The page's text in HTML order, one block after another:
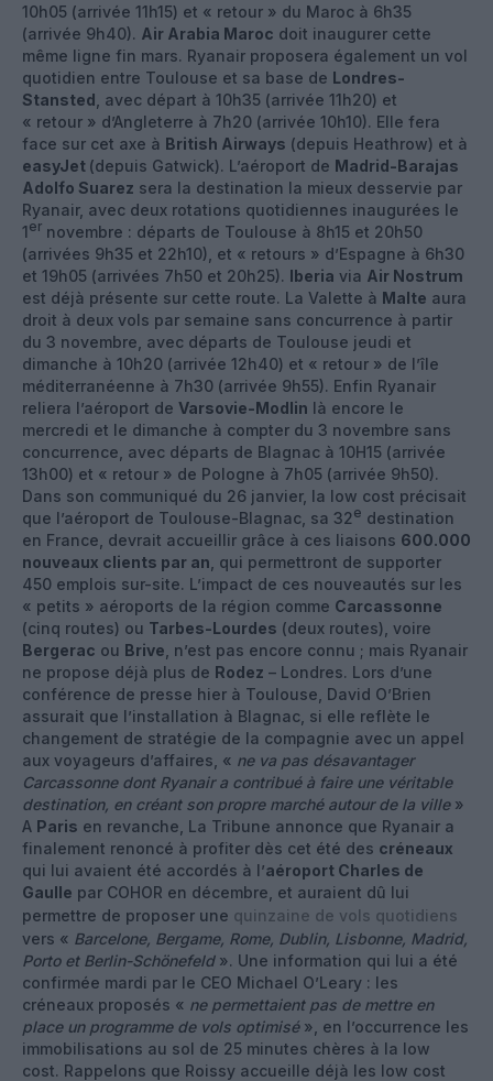
10h05 (arrivée 11h15) et « retour » du Maroc à 6h35
(arrivée 9h40). Air Arabia Maroc doit inaugurer cette
même ligne fin mars. Ryanair proposera également un vol
quotidien entre Toulouse et sa base de Londres-
Stansted , avec départ à 10h35 (arrivée 11h20) et
« retour » d’Angleterre à 7h20 (arrivée 10h10). Elle fera
face sur cet axe à British Airways (depuis Heathrow) et à
easyJet (depuis Gatwick). L’aéroport de Madrid-Barajas
Adolfo Suarez sera la destination la mieux desservie par
Ryanair, avec deux rotations quotidiennes inaugurées le
1er novembre : départs de Toulouse à 8h15 et 20h50
(arrivées 9h35 et 22h10), et « retours » d’Espagne à 6h30
et 19h05 (arrivées 7h50 et 20h25). Iberia via Air Nostrum
est déjà présente sur cette route. La Valette à Malte aura
droit à deux vols par semaine sans concurrence à partir
du 3 novembre, avec départs de Toulouse jeudi et
dimanche à 10h20 (arrivée 12h40) et « retour » de l’île
méditerranéenne à 7h30 (arrivée 9h55). Enfin Ryanair
reliera l’aéroport de Varsovie-Modlin là encore le
mercredi et le dimanche à compter du 3 novembre sans
concurrence, avec départs de Blagnac à 10H15 (arrivée
13h00) et « retour » de Pologne à 7h05 (arrivée 9h50).
Dans son communiqué du 26 janvier, la low cost précisait
que l’aéroport de Toulouse-Blagnac, sa 32e destination
en France, devrait accueillir grâce à ces liaisons 600.000
nouveaux clients par an , qui permettront de supporter
450 emplois sur-site. L’impact de ces nouveautés sur les
« petits » aéroports de la région comme Carcassonne
(cinq routes) ou Tarbes-Lourdes (deux routes), voire
Bergerac ou Brive , n’est pas encore connu ; mais Ryanair
ne propose déjà plus de Rodez – Londres. Lors d’une
conférence de presse hier à Toulouse, David O’Brien
assurait que l’installation à Blagnac, si elle reflète le
changement de stratégie de la compagnie avec un appel
aux voyageurs d’affaires, « ne va pas désavantager
Carcassonne dont Ryanair a contribué à faire une véritable
destination, en créant son propre marché autour de la ville»
A Paris en revanche, La Tribune annonce que Ryanair a
finalement renoncé à profiter dès cet été des créneaux
qui lui avaient été accordés à l’aéroport Charles de
Gaulle par COHOR en décembre, et auraient dû lui
permettre de proposer une quinzaine de vols quotidiens
vers « Barcelone, Bergame, Rome, Dublin, Lisbonne, Madrid,
Porto et Berlin-Schönefeld». Une information qui lui a été
confirmée mardi par le CEO Michael O’Leary : les
créneaux proposés « ne permettaient pas de mettre en
place un programme de vols optimisé », en l’occurrence les
immobilisations au sol de 25 minutes chères à la low
cost. Rappelons que Roissy accueille déjà les low cost